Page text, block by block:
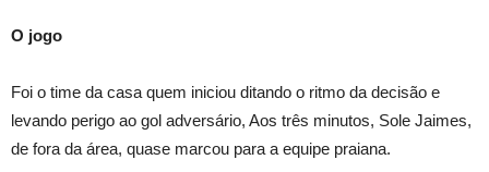
O jogo
Foi o time da casa quem iniciou ditando o ritmo da decisão e
levando perigo ao gol adversário, Aos três minutos, Sole Jaimes,
de fora da área, quase marcou para a equipe praiana.